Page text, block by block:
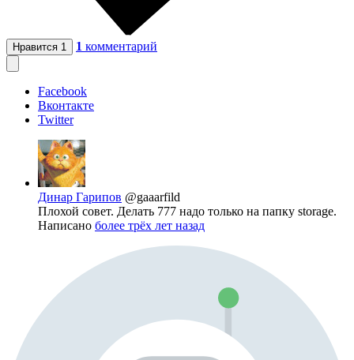
Нравится 1 1 комментарий
Facebook
Вконтакте
Twitter
Динар Гарипов @gaaarfild
Плохой совет. Делать 777 надо только на папку storage.
Написано более трёх лет назад